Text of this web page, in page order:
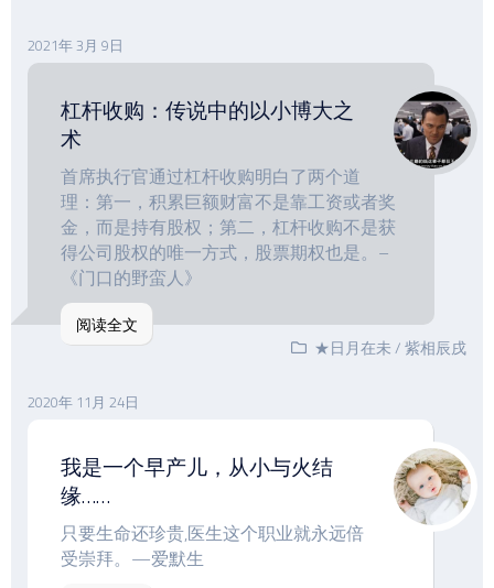
2021年 3月 9日
杠杆收购：传说中的以小博大之
术
首席执行官通过杠杆收购明白了两个道
理：第一，积累巨额财富不是靠工资或者奖
金，而是持有股权；第二，杠杆收购不是获
得公司股权的唯一方式，股票期权也是。–
《门口的野蛮人》
阅读全文
★日月在未/紫相辰戌
2020年 11月 24日
我是一个早产儿，从小与火结
缘……
只要生命还珍贵,医生这个职业就永远倍
受崇拜。—爱默生